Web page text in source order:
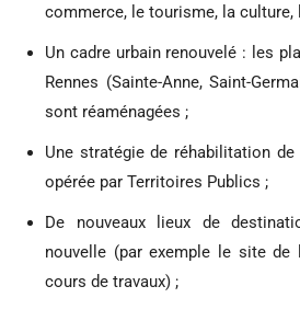
commerce, le tourisme, la culture,
Un cadre urbain renouvelé : les
Rennes (Sainte-Anne, Saint-
sont réaménagées ;
Une stratégie de réhabilitation de
opérée par Territoires Publics ;
De nouveaux lieux de
nouvelle (par exemple le site de
cours de travaux) ;